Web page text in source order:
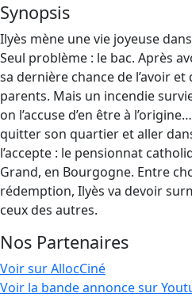
Synopsis
Ilyès mène une vie joyeuse
Seul problème : le bac. Après
sa dernière chance de l’avoir
parents. Mais un incendie
on l’accuse d’en être à
quitter son quartier et aller
l’accepte : le pensionnat
Grand, en Bourgogne. Entre
rédemption, Ilyès va devoir
ceux des autres.
Nos Partenaires
Voir sur AllocCiné
Voir la bande annonce sur